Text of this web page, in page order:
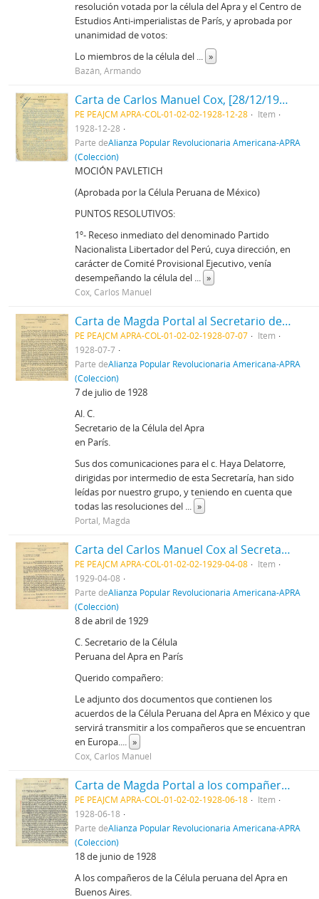
resolución votada por la célula del Apra y el Centro de
Estudios Anti-imperialistas de París, y aprobada por
unanimidad de votos:
Lo miembros de la célula del ... »
Bazán, Armando
Carta de Carlos Manuel Cox, [28/12/1928]
PE PEAJCM APRA-COL-01-02-02-1928-12-28
Item
1928-12-28
Parte deAlianza Popular Revolucionaria Americana-APRA
(Colección)
MOCIÓN PAVLETICH
(Aprobada por la Célula Peruana de México)
PUNTOS RESOLUTIVOS:
1º- Receso inmediato del denominado Partido
Nacionalista Libertador del Perú, cuya dirección, en
carácter de Comité Provisional Ejecutivo, venía
desempeñando la célula del ... »
Cox, Carlos Manuel
Carta de Magda Portal al Secretario de la Célula del Apra en París, 7/71928
PE PEAJCM APRA-COL-01-02-02-1928-07-07
Item
1928-07-7
Parte deAlianza Popular Revolucionaria Americana-APRA
(Colección)
7 de julio de 1928
Al. C.
Secretario de la Célula del Apra
en París.
Sus dos comunicaciones para el c. Haya Delatorre,
dirigidas por intermedio de esta Secretaría, han sido
leídas por nuestro grupo, y teniendo en cuenta que
todas las resoluciones del ... »
Portal, Magda
Carta del Carlos Manuel Cox al Secretario de la Célula Peruana del Apra en París, 8/4/1929
PE PEAJCM APRA-COL-01-02-02-1929-04-08
Item
1929-04-08
Parte deAlianza Popular Revolucionaria Americana-APRA
(Colección)
8 de abril de 1929
C. Secretario de la Célula
Peruana del Apra en París
Querido compañero:
Le adjunto dos documentos que contienen los
acuerdos de la Célula Peruana del Apra en México y que
servirá transmitir a los compañeros que se encuentran
en Europa.... »
Cox, Carlos Manuel
Carta de Magda Portal a los compañeros de la Célula peruana del Apra en Buenos Aires, 18/6/1928
PE PEAJCM APRA-COL-01-02-02-1928-06-18
Item
1928-06-18
Parte deAlianza Popular Revolucionaria Americana-APRA
(Colección)
18 de junio de 1928
A los compañeros de la Célula peruana del Apra en
Buenos Aires.